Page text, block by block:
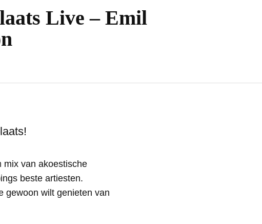
Live – Emil
mix van akoestische
beste artiesten.
gewoon wilt genieten van